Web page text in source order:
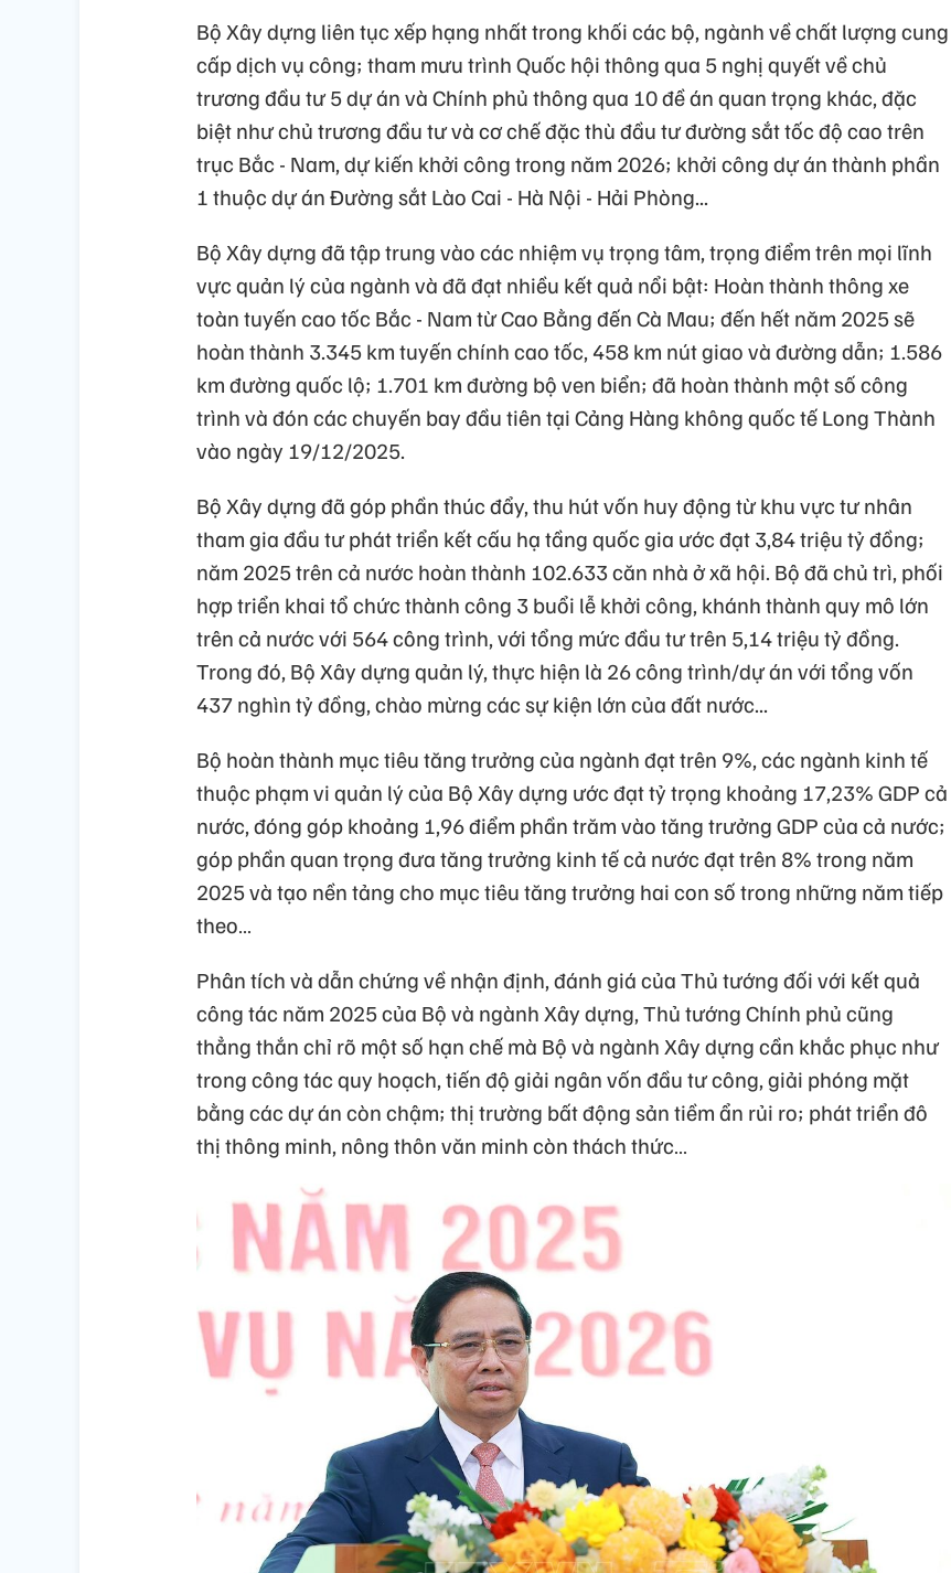
Bộ Xây dựng liên tục xếp hạng nhất trong khối các bộ, ngành về chất lượng cung
cấp dịch vụ công; tham mưu trình Quốc hội thông qua 5 nghị quyết về chủ
trương đầu tư 5 dự án và Chính phủ thông qua 10 đề án quan trọng khác, đặc
biệt như chủ trương đầu tư và cơ chế đặc thù đầu tư đường sắt tốc độ cao trên
trục Bắc - Nam, dự kiến khởi công trong năm 2026; khởi công dự án thành phần
1 thuộc dự án Đường sắt Lào Cai - Hà Nội - Hải Phòng...
Bộ Xây dựng đã tập trung vào các nhiệm vụ trọng tâm, trọng điểm trên mọi lĩnh
vực quản lý của ngành và đã đạt nhiều kết quả nổi bật: Hoàn thành thông xe
toàn tuyến cao tốc Bắc - Nam từ Cao Bằng đến Cà Mau; đến hết năm 2025 sẽ
hoàn thành 3.345 km tuyến chính cao tốc, 458 km nút giao và đường dẫn; 1.586
km đường quốc lộ; 1.701 km đường bộ ven biển; đã hoàn thành một số công
trình và đón các chuyến bay đầu tiên tại Cảng Hàng không quốc tế Long Thành
vào ngày 19/12/2025.
Bộ Xây dựng đã góp phần thúc đẩy, thu hút vốn huy động từ khu vực tư nhân
tham gia đầu tư phát triển kết cấu hạ tầng quốc gia ước đạt 3,84 triệu tỷ đồng;
năm 2025 trên cả nước hoàn thành 102.633 căn nhà ở xã hội. Bộ đã chủ trì, phối
hợp triển khai tổ chức thành công 3 buổi lễ khởi công, khánh thành quy mô lớn
trên cả nước với 564 công trình, với tổng mức đầu tư trên 5,14 triệu tỷ đồng.
Trong đó, Bộ Xây dựng quản lý, thực hiện là 26 công trình/dự án với tổng vốn
437 nghìn tỷ đồng, chào mừng các sự kiện lớn của đất nước...
Bộ hoàn thành mục tiêu tăng trưởng của ngành đạt trên 9%, các ngành kinh tế
thuộc phạm vi quản lý của Bộ Xây dựng ước đạt tỷ trọng khoảng 17,23% GDP cả
nước, đóng góp khoảng 1,96 điểm phần trăm vào tăng trưởng GDP của cả nước;
góp phần quan trọng đưa tăng trưởng kinh tế cả nước đạt trên 8% trong năm
2025 và tạo nền tảng cho mục tiêu tăng trưởng hai con số trong những năm tiếp
theo…
Phân tích và dẫn chứng về nhận định, đánh giá của Thủ tướng đối với kết quả
công tác năm 2025 của Bộ và ngành Xây dựng, Thủ tướng Chính phủ cũng
thẳng thắn chỉ rõ một số hạn chế mà Bộ và ngành Xây dựng cần khắc phục như
trong công tác quy hoạch, tiến độ giải ngân vốn đầu tư công, giải phóng mặt
bằng các dự án còn chậm; thị trường bất động sản tiềm ẩn rủi ro; phát triển đô
thị thông minh, nông thôn văn minh còn thách thức…